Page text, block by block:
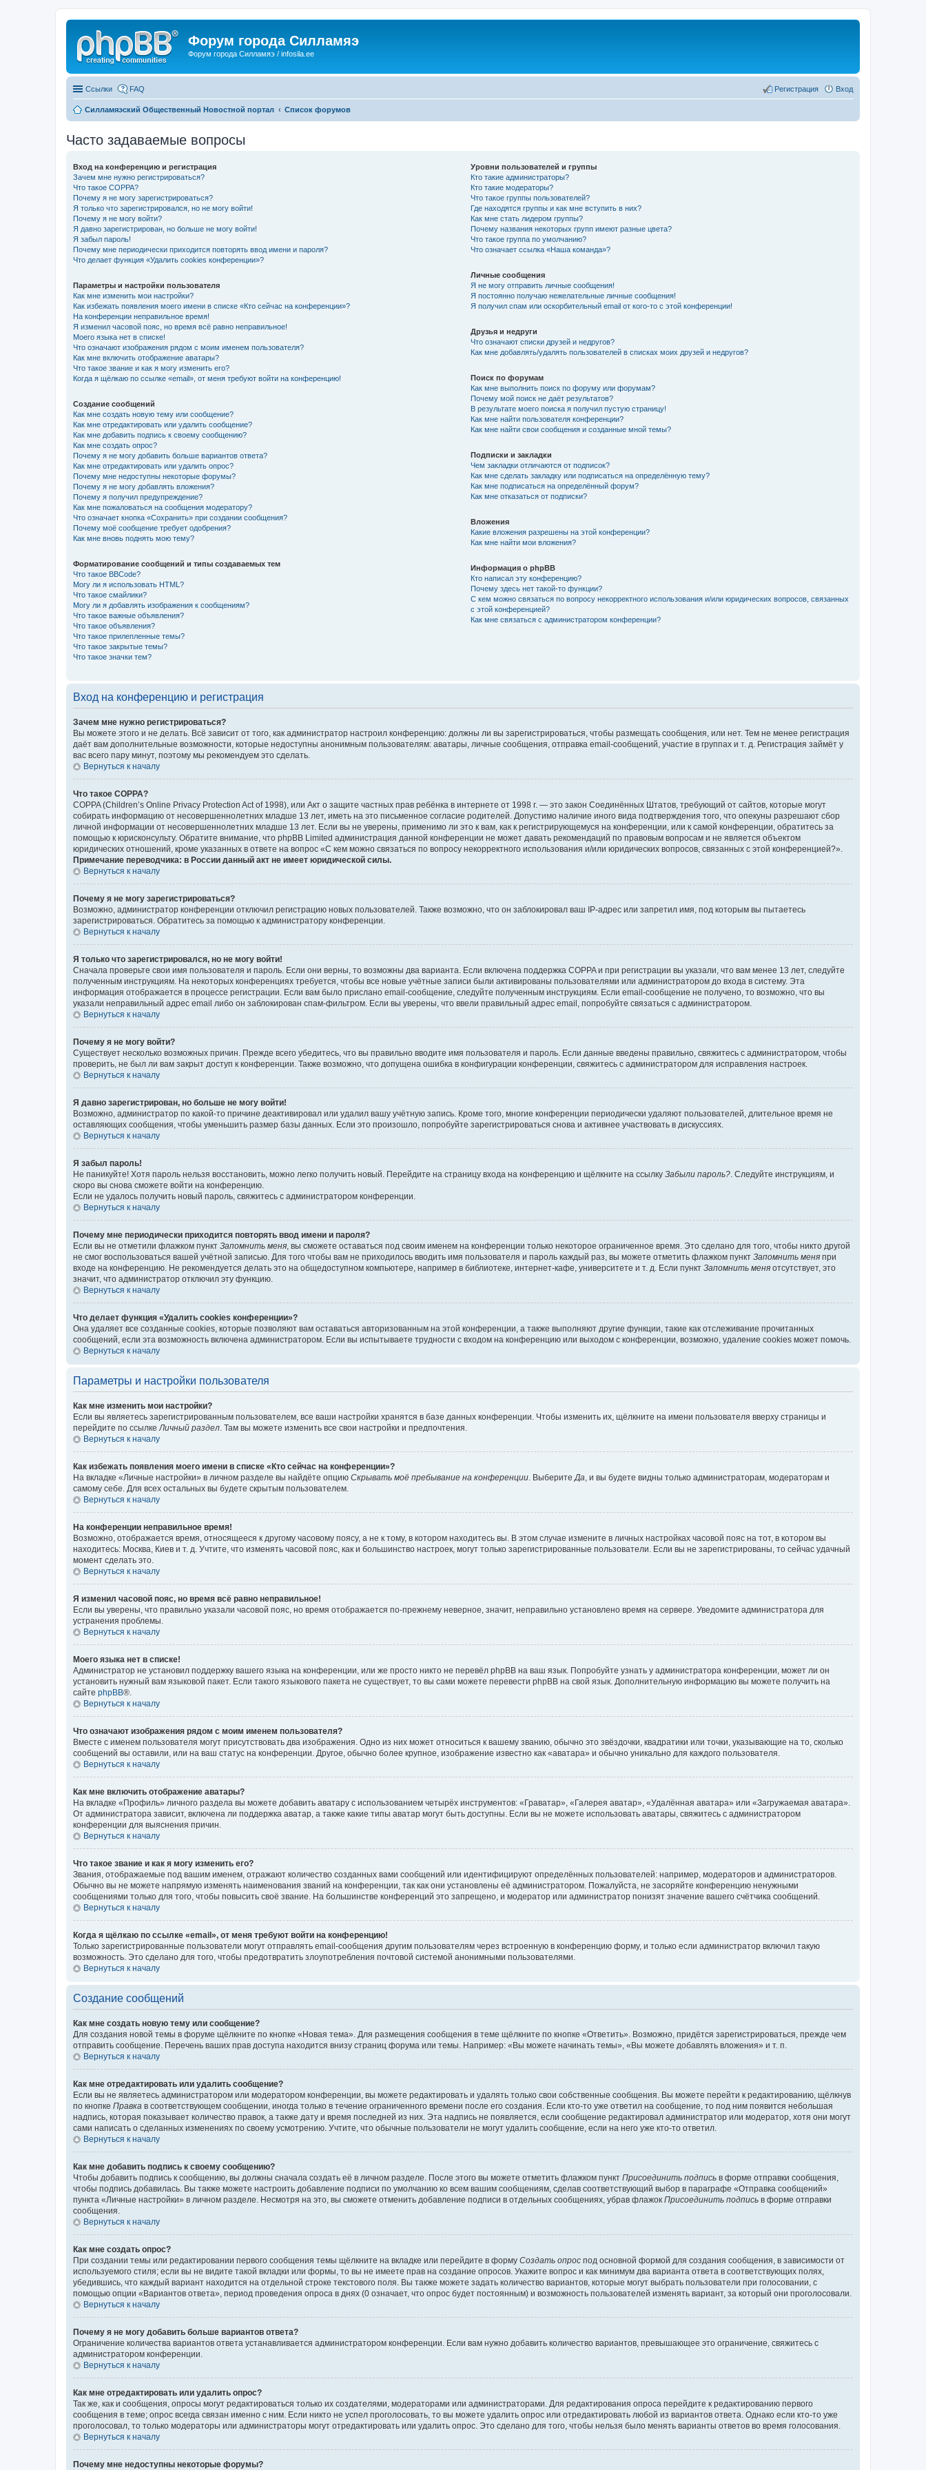
Форум города Силламяэ
Форум города Силламяэ / infosila.ee
Ссылки FAQ Вход
Регистрация
Силламяэский Общественный Новостной портал Список форумов
Часто задаваемые вопросы
Вход на конференцию и регистрация
Зачем мне нужно регистрироваться?
Что такое COPPA?
Почему я не могу зарегистрироваться?
Я только что зарегистрировался, но не могу войти!
Почему я не могу войти?
Я давно зарегистрирован, но больше не могу войти!
Я забыл пароль!
Почему мне периодически приходится повторять ввод имени и пароля?
Что делает функция «Удалить cookies конференции»?
Параметры и настройки пользователя
Как мне изменить мои настройки?
Как избежать появления моего имени в списке «Кто сейчас на конференции»?
На конференции неправильное время!
Я изменил часовой пояс, но время всё равно неправильное!
Моего языка нет в списке!
Что означают изображения рядом с моим именем пользователя?
Как мне включить отображение аватары?
Что такое звание и как я могу изменить его?
Когда я щёлкаю по ссылке «email», от меня требуют войти на конференцию!
Создание сообщений
Как мне создать новую тему или сообщение?
Как мне отредактировать или удалить сообщение?
Как мне добавить подпись к своему сообщению?
Как мне создать опрос?
Почему я не могу добавить больше вариантов ответа?
Как мне отредактировать или удалить опрос?
Почему мне недоступны некоторые форумы?
Почему я не могу добавлять вложения?
Почему я получил предупреждение?
Как мне пожаловаться на сообщения модератору?
Что означает кнопка «Сохранить» при создании сообщения?
Почему моё сообщение требует одобрения?
Как мне вновь поднять мою тему?
Форматирование сообщений и типы создаваемых тем
Что такое BBCode?
Могу ли я использовать HTML?
Что такое смайлики?
Могу ли я добавлять изображения к сообщениям?
Что такое важные объявления?
Что такое объявления?
Что такое прилепленные темы?
Что такое закрытые темы?
Что такое значки тем?
Уровни пользователей и группы
Кто такие администраторы?
Кто такие модераторы?
Что такое группы пользователей?
Где находятся группы и как мне вступить в них?
Как мне стать лидером группы?
Почему названия некоторых групп имеют разные цвета?
Что такое группа по умолчанию?
Что означает ссылка «Наша команда»?
Личные сообщения
Я не могу отправить личные сообщения!
Я постоянно получаю нежелательные личные сообщения!
Я получил спам или оскорбительный email от кого-то с этой конференции!
Друзья и недруги
Что означают списки друзей и недругов?
Как мне добавлять/удалять пользователей в списках моих друзей и недругов?
Поиск по форумам
Как мне выполнить поиск по форуму или форумам?
Почему мой поиск не даёт результатов?
В результате моего поиска я получил пустую страницу!
Как мне найти пользователя конференции?
Как мне найти свои сообщения и созданные мной темы?
Подписки и закладки
Чем закладки отличаются от подписок?
Как мне сделать закладку или подписаться на определённую тему?
Как мне подписаться на определённый форум?
Как мне отказаться от подписки?
Вложения
Какие вложения разрешены на этой конференции?
Как мне найти мои вложения?
Информация о phpBB
Кто написал эту конференцию?
Почему здесь нет такой-то функции?
С кем можно связаться по вопросу некорректного использования и/или юридических вопросов, связанных
с этой конференцией?
Как мне связаться с администратором конференции?
Вход на конференцию и регистрация
Зачем мне нужно регистрироваться?
Вы можете этого и не делать. Всё зависит от того, как администратор настроил конференцию: должны ли вы зарегистрироваться, чтобы размещать сообщения, или нет. Тем не менее регистрация
даёт вам дополнительные возможности, которые недоступны анонимным пользователям: аватары, личные сообщения, отправка email-сообщений, участие в группах и т. д. Регистрация займёт у
вас всего пару минут, поэтому мы рекомендуем это сделать.
Вернуться к началу
Что такое COPPA?
COPPA (Children’s Online Privacy Protection Act of 1998), или Акт о защите частных прав ребёнка в интернете от 1998 г. — это закон Соединённых Штатов, требующий от сайтов, которые могут
собирать информацию от несовершеннолетних младше 13 лет, иметь на это письменное согласие родителей. Допустимо наличие иного вида подтверждения того, что опекуны разрешают сбор
личной информации от несовершеннолетних младше 13 лет. Если вы не уверены, применимо ли это к вам, как к регистрирующемуся на конференции, или к самой конференции, обратитесь за
помощью к юрисконсульту. Обратите внимание, что phpBB Limited администрация данной конференции не может давать рекомендаций по правовым вопросам и не является объектом
юридических отношений, кроме указанных в ответе на вопрос «С кем можно связаться по вопросу некорректного использования и/или юридических вопросов, связанных с этой конференцией?».
Примечание переводчика: в России данный акт не имеет юридической силы.
Вернуться к началу
Почему я не могу зарегистрироваться?
Возможно, администратор конференции отключил регистрацию новых пользователей. Также возможно, что он заблокировал ваш IP-адрес или запретил имя, под которым вы пытаетесь
зарегистрироваться. Обратитесь за помощью к администратору конференции.
Вернуться к началу
Я только что зарегистрировался, но не могу войти!
Сначала проверьте свои имя пользователя и пароль. Если они верны, то возможны два варианта. Если включена поддержка COPPA и при регистрации вы указали, что вам менее 13 лет, следуйте
полученным инструкциям. На некоторых конференциях требуется, чтобы все новые учётные записи были активированы пользователями или администратором до входа в систему. Эта
информация отображается в процессе регистрации. Если вам было прислано email-сообщение, следуйте полученным инструкциям. Если email-сообщение не получено, то возможно, что вы
указали неправильный адрес email либо он заблокирован спам-фильтром. Если вы уверены, что ввели правильный адрес email, попробуйте связаться с администратором.
Вернуться к началу
Почему я не могу войти?
Существует несколько возможных причин. Прежде всего убедитесь, что вы правильно вводите имя пользователя и пароль. Если данные введены правильно, свяжитесь с администратором, чтобы
проверить, не был ли вам закрыт доступ к конференции. Также возможно, что допущена ошибка в конфигурации конференции, свяжитесь с администратором для исправления настроек.
Вернуться к началу
Я давно зарегистрирован, но больше не могу войти!
Возможно, администратор по какой-то причине деактивировал или удалил вашу учётную запись. Кроме того, многие конференции периодически удаляют пользователей, длительное время не
оставляющих сообщения, чтобы уменьшить размер базы данных. Если это произошло, попробуйте зарегистрироваться снова и активнее участвовать в дискуссиях.
Вернуться к началу
Я забыл пароль!
Не паникуйте! Хотя пароль нельзя восстановить, можно легко получить новый. Перейдите на страницу входа на конференцию и щёлкните на ссылку Забыли пароль? . Следуйте инструкциям, и
скоро вы снова сможете войти на конференцию.
Если не удалось получить новый пароль, свяжитесь с администратором конференции.
Вернуться к началу
Почему мне периодически приходится повторять ввод имени и пароля?
Если вы не отметили флажком пункт Запомнить меня , вы сможете оставаться под своим именем на конференции только некоторое ограниченное время. Это сделано для того, чтобы никто другой
не смог воспользоваться вашей учётной записью. Для того чтобы вам не приходилось вводить имя пользователя и пароль каждый раз, вы можете отметить флажком пункт Запомнить меня при
входе на конференцию. Не рекомендуется делать это на общедоступном компьютере, например в библиотеке, интернет-кафе, университете и т. д. Если пункт Запомнить меня отсутствует, это
значит, что администратор отключил эту функцию.
Вернуться к началу
Что делает функция «Удалить cookies конференции»?
Она удаляет все созданные cookies, которые позволяют вам оставаться авторизованным на этой конференции, а также выполняют другие функции, такие как отслеживание прочитанных
сообщений, если эта возможность включена администратором. Если вы испытываете трудности с входом на конференцию или выходом с конференции, возможно, удаление cookies может помочь.
Вернуться к началу
Параметры и настройки пользователя
Как мне изменить мои настройки?
Если вы являетесь зарегистрированным пользователем, все ваши настройки хранятся в базе данных конференции. Чтобы изменить их, щёлкните на имени пользователя вверху страницы и
перейдите по ссылке Личный раздел . Там вы можете изменить все свои настройки и предпочтения.
Вернуться к началу
Как избежать появления моего имени в списке «Кто сейчас на конференции»?
На вкладке «Личные настройки» в личном разделе вы найдёте опцию Скрывать моё пребывание на конференции . Выберите Да , и вы будете видны только администраторам, модераторам и
самому себе. Для всех остальных вы будете скрытым пользователем.
Вернуться к началу
На конференции неправильное время!
Возможно, отображается время, относящееся к другому часовому поясу, а не к тому, в котором находитесь вы. В этом случае измените в личных настройках часовой пояс на тот, в котором вы
находитесь: Москва, Киев и т. д. Учтите, что изменять часовой пояс, как и большинство настроек, могут только зарегистрированные пользователи. Если вы не зарегистрированы, то сейчас удачный
момент сделать это.
Вернуться к началу
Я изменил часовой пояс, но время всё равно неправильное!
Если вы уверены, что правильно указали часовой пояс, но время отображается по-прежнему неверное, значит, неправильно установлено время на сервере. Уведомите администратора для
устранения проблемы.
Вернуться к началу
Моего языка нет в списке!
Администратор не установил поддержку вашего языка на конференции, или же просто никто не перевёл phpBB на ваш язык. Попробуйте узнать у администратора конференции, может ли он
установить нужный вам языковой пакет. Если такого языкового пакета не существует, то вы сами можете перевести phpBB на свой язык. Дополнительную информацию вы можете получить на
сайте phpBB®.
Вернуться к началу
Что означают изображения рядом с моим именем пользователя?
Вместе с именем пользователя могут присутствовать два изображения. Одно из них может относиться к вашему званию, обычно это звёздочки, квадратики или точки, указывающие на то, сколько
сообщений вы оставили, или на ваш статус на конференции. Другое, обычно более крупное, изображение известно как «аватара» и обычно уникально для каждого пользователя.
Вернуться к началу
Как мне включить отображение аватары?
На вкладке «Профиль» личного раздела вы можете добавить аватару с использованием четырёх инструментов: «Граватар», «Галерея аватар», «Удалённая аватара» или «Загружаемая аватара».
От администратора зависит, включена ли поддержка аватар, а также какие типы аватар могут быть доступны. Если вы не можете использовать аватары, свяжитесь с администратором
конференции для выяснения причин.
Вернуться к началу
Что такое звание и как я могу изменить его?
Звания, отображаемые под вашим именем, отражают количество созданных вами сообщений или идентифицируют определённых пользователей: например, модераторов и администраторов.
Обычно вы не можете напрямую изменять наименования званий на конференции, так как они установлены её администратором. Пожалуйста, не засоряйте конференцию ненужными
сообщениями только для того, чтобы повысить своё звание. На большинстве конференций это запрещено, и модератор или администратор понизят значение вашего счётчика сообщений.
Вернуться к началу
Когда я щёлкаю по ссылке «email», от меня требуют войти на конференцию!
Только зарегистрированные пользователи могут отправлять email-сообщения другим пользователям через встроенную в конференцию форму, и только если администратор включил такую
возможность. Это сделано для того, чтобы предотвратить злоупотребления почтовой системой анонимными пользователями.
Вернуться к началу
Создание сообщений
Как мне создать новую тему или сообщение?
Для создания новой темы в форуме щёлкните по кнопке «Новая тема». Для размещения сообщения в теме щёлкните по кнопке «Ответить». Возможно, придётся зарегистрироваться, прежде чем
отправить сообщение. Перечень ваших прав доступа находится внизу страниц форума или темы. Например: «Вы можете начинать темы», «Вы можете добавлять вложения» и т. п.
Вернуться к началу
Как мне отредактировать или удалить сообщение?
Если вы не являетесь администратором или модератором конференции, вы можете редактировать и удалять только свои собственные сообщения. Вы можете перейти к редактированию, щёлкнув
по кнопке Правка в соответствующем сообщении, иногда только в течение ограниченного времени после его создания. Если кто-то уже ответил на сообщение, то под ним появится небольшая
надпись, которая показывает количество правок, а также дату и время последней из них. Эта надпись не появляется, если сообщение редактировал администратор или модератор, хотя они могут
сами написать о сделанных изменениях по своему усмотрению. Учтите, что обычные пользователи не могут удалить сообщение, если на него уже кто-то ответил.
Вернуться к началу
Как мне добавить подпись к своему сообщению?
Чтобы добавить подпись к сообщению, вы должны сначала создать её в личном разделе. После этого вы можете отметить флажком пункт Присоединить подпись в форме отправки сообщения,
чтобы подпись добавилась. Вы также можете настроить добавление подписи по умолчанию ко всем вашим сообщениям, сделав соответствующий выбор в параграфе «Отправка сообщений»
пункта «Личные настройки» в личном разделе. Несмотря на это, вы сможете отменить добавление подписи в отдельных сообщениях, убрав флажок Присоединить подпись в форме отправки
сообщения.
Вернуться к началу
Как мне создать опрос?
При создании темы или редактировании первого сообщения темы щёлкните на вкладке или перейдите в форму Создать опрос под основной формой для создания сообщения, в зависимости от
используемого стиля; если вы не видите такой вкладки или формы, то вы не имеете прав на создание опросов. Укажите вопрос и как минимум два варианта ответа в соответствующих полях,
убедившись, что каждый вариант находится на отдельной строке текстового поля. Вы также можете задать количество вариантов, которые могут выбрать пользователи при голосовании, с
помощью опции «Вариантов ответа», период проведения опроса в днях (0 означает, что опрос будет постоянным) и возможность пользователей изменять вариант, за который они проголосовали.
Вернуться к началу
Почему я не могу добавить больше вариантов ответа?
Ограничение количества вариантов ответа устанавливается администратором конференции. Если вам нужно добавить количество вариантов, превышающее это ограничение, свяжитесь с
администратором конференции.
Вернуться к началу
Как мне отредактировать или удалить опрос?
Так же, как и сообщения, опросы могут редактироваться только их создателями, модераторами или администраторами. Для редактирования опроса перейдите к редактированию первого
сообщения в теме; опрос всегда связан именно с ним. Если никто не успел проголосовать, то вы можете удалить опрос или отредактировать любой из вариантов ответа. Однако если кто-то уже
проголосовал, то только модераторы или администраторы могут отредактировать или удалить опрос. Это сделано для того, чтобы нельзя было менять варианты ответов во время голосования.
Вернуться к началу
Почему мне недоступны некоторые форумы?